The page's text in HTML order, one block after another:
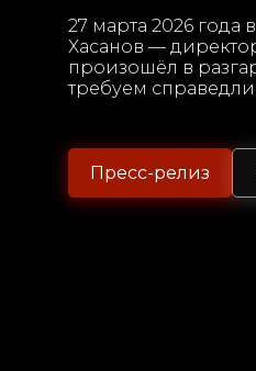
27 марта 2026 года
Хасанов —
произошёл в
требуем
Пресс-релиз